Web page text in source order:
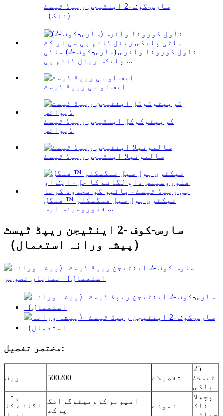
سارس-کوف -2 اینٹیجن ریپڈ ٹیسٹ
（ناک）
ناول کورونا وائرس (سارس-کوف -2) ملٹی
پلیکس ریئل ٹائم پی ...
ایف او بی ریپڈ ٹیسٹ
کریپٹوکوکل اینٹیجن ریپڈ ٹیسٹ
ڈیوائس
سالمونیلا اینٹیجن ریپڈ ٹیسٹ
فیکٹری ہول سیل فنگسکلر ™ فنگل
فلوروسینس ایس ...
سارس-کوف -2 اینٹیجن ریپڈ ٹیسٹ
（پیشہ ورانہ استعمال）
مختصر تفصیل:
ریف 500200 تفصیلات
25
ٹیسٹ/
باکس
پتہ
لگانے کا
اصول
امیونو کرومیٹوگرافک
پرکھ
نمونے
پچھلا
ناک
جھاڑو